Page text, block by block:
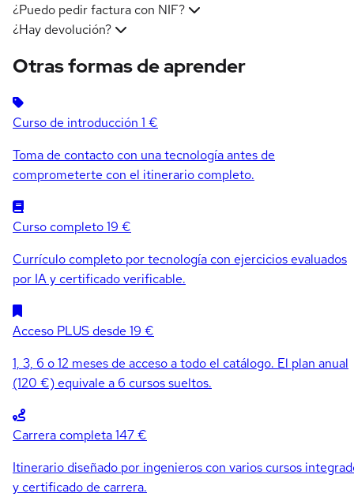
¿Puedo pedir factura con NIF?
¿Hay devolución?
Otras formas de aprender
Curso de introducción 1 €
Toma de contacto con una tecnología antes de
comprometerte con el itinerario completo.
Curso completo19 €
Currículo completo por tecnología con ejercicios evaluados
por IA y certificado verificable.
Acceso PLUS desde 19 €
1, 3, 6 o 12 meses de acceso a todo el catálogo. El plan anual
(120 €) equivale a 6 cursos sueltos.
Carrera completa147 €
Itinerario diseñado por ingenieros con varios cursos
y certificado de carrera.